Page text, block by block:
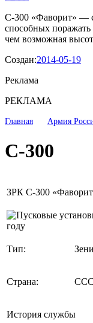
С-300 «Фаворит» —
способных
чем возможная
Создан:2014-05-19
Реклама
РЕКЛАМА
Главная Армия
С-300
ЗРК С-300
Тип:
Страна:
История службы